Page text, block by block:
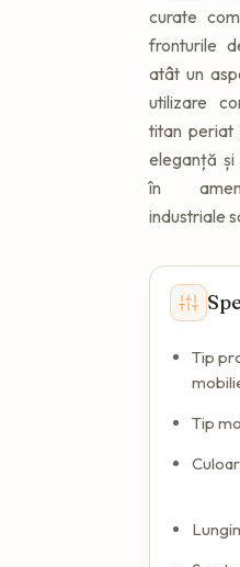
curate
fronturile
atât un
utilizare
titan periat
eleganță
în
industriale
Tip
Tip